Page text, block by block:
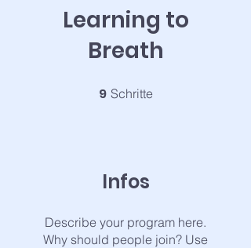
Learning to
Breath
9 Schritte
Infos
Describe your program here.
Why should people join? Use